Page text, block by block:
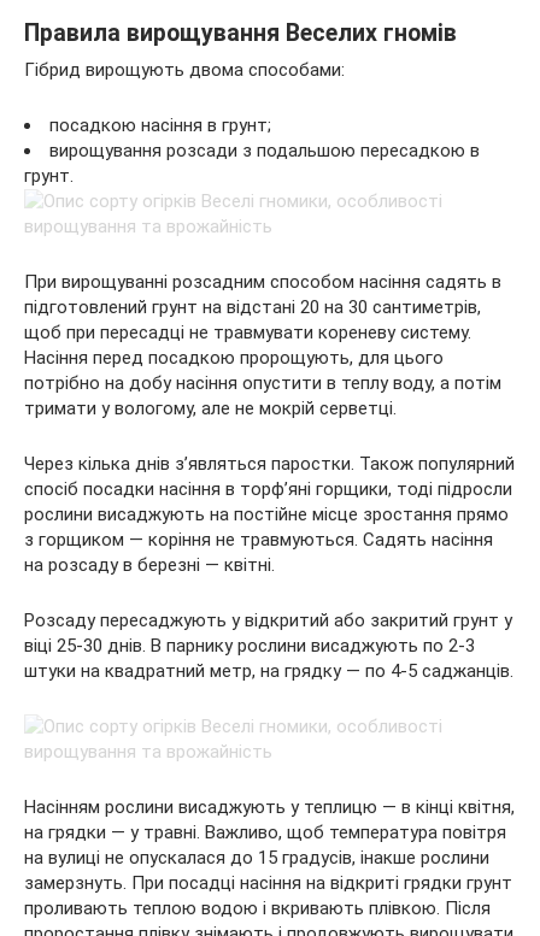
Правила вирощування Веселих гномів
Гібрид вирощують двома способами:
посадкою насіння в грунт;
вирощування розсади з подальшою пересадкою в
грунт.
При вирощуванні розсадним способом насіння садять в
підготовлений грунт на відстані 20 на 30 сантиметрів,
щоб при пересадці не травмувати кореневу систему.
Насіння перед посадкою пророщують, для цього
потрібно на добу насіння опустити в теплу воду, а потім
тримати у вологому, але не мокрій серветці.
Через кілька днів з’являться паростки. Також популярний
спосіб посадки насіння в торф’яні горщики, тоді підросли
рослини висаджують на постійне місце зростання прямо
з горщиком — коріння не травмуються. Садять насіння
на розсаду в березні — квітні.
Розсаду пересаджують у відкритий або закритий грунт у
віці 25-30 днів. В парнику рослини висаджують по 2-3
штуки на квадратний метр, на грядку — по 4-5 саджанців.
Насінням рослини висаджують у теплицю — в кінці квітня,
на грядки — у травні. Важливо, щоб температура повітря
на вулиці не опускалася до 15 градусів, інакше рослини
замерзнуть. При посадці насіння на відкриті грядки грунт
проливають теплою водою і вкривають плівкою. Після